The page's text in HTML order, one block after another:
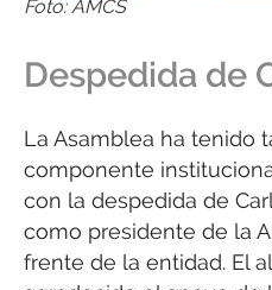
Foto: AMCS
Despedida de
La Asamblea ha tenido
componente
con la despedida de
como presidente de la
frente de la entidad. El